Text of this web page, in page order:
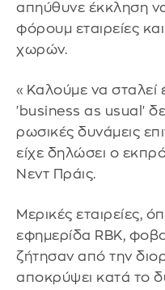
απηύθυνε έκκληση
φόρουμ εταιρείες
χωρών.
«Καλούμε να σταλεί
'business as usual'
ρωσικές δυνάμεις
είχε δηλώσει ο
Νεντ Πράις.
Μερικές εταιρείες,
εφημερίδα RBK,
ζήτησαν από την
αποκρύψει κατά το